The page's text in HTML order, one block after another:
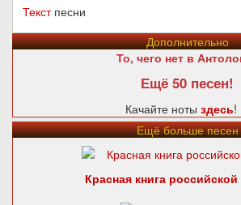
Текстпесни
Дополнительно
То, чего нет в
Ещё 50 песен!
Качайте ноты здесь!
Ещё больше песен
Красная книга